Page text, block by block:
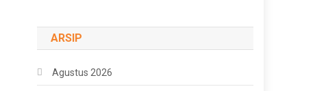
ARSIP
Agustus 2026